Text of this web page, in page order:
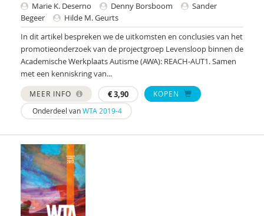
Alvin van Asselt
Tony Attwood
dr. Audrey Mol
Centrum Autisme Leiden
Nederlands Autisme Register
Bram B. Sizoo
Elisa Back
Tineke Backer van Ommeren
Tineke Backer van Ommeren-van der Meer
Marie K. Deserno Denny Borsboom
Sander
Begeer
Hilde M. Geurts
In dit artikel bespreken we de uitkomsten en conclusies van het
promotieonderzoek van de projectgroep Levensloop binnen de
Academische Werkplaats Autisme (AWA): REACH-AUT1. Samen
met een kenniskring van...
MEER INFO €3,90
KOPEN
Onderdeel vanWTA 2019-4